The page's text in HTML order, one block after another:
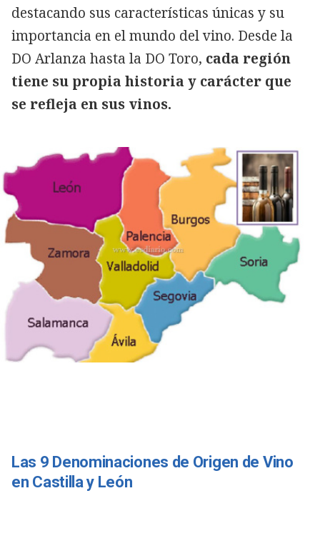
destacando sus características únicas y su
importancia en el mundo del vino. Desde la
DO Arlanza hasta la DO Toro, cada región
tiene su propia historia y carácter que
se refleja en sus vinos.
Las 9 Denominaciones de Origen de Vino
en Castilla y León